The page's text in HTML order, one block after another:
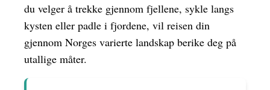
du velger å trekke gjennom fjellene, sykle langs
kysten eller padle i fjordene, vil reisen din
gjennom Norges varierte landskap berike deg på
utallige måter.